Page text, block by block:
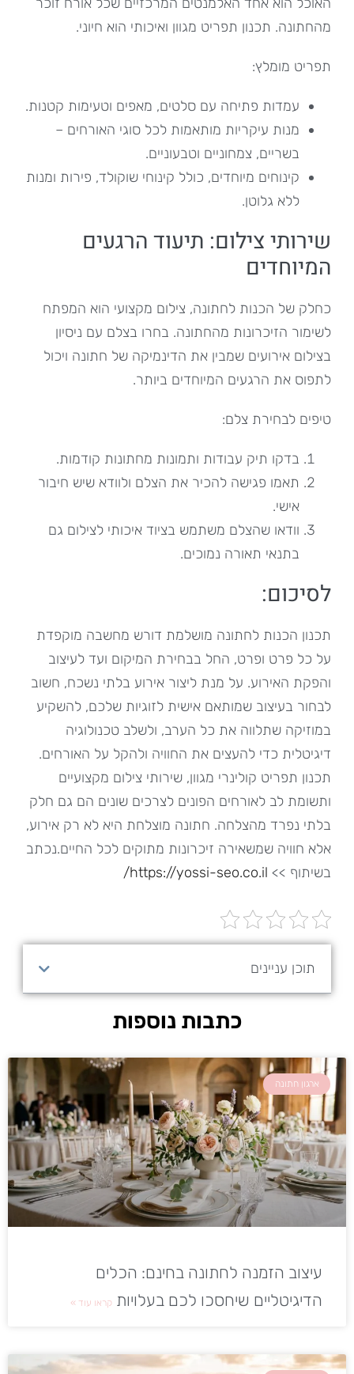
מהחתונה. תכנון תפריט מגוון ואיכותי הוא חיוני.
תפריט מומלץ:
עמדות פתיחה עם סלטים, מאפים וטעימות קטנות.
מנות עיקריות מותאמות לכל סוגי האורחים –
בשריים, צמחוניים וטבעוניים.
קינוחים מיוחדים, כולל קינוחי שוקולד, פירות ומנות
ללא גלוטן.
שירותי צילום: תיעוד הרגעים
המיוחדים
כחלק של הכנות לחתונה, צילום מקצועי הוא המפתח
לשימור הזיכרונות מהחתונה. בחרו בצלם עם ניסיון
בצילום אירועים שמבין את הדינמיקה של חתונה ויכול
לתפוס את הרגעים המיוחדים ביותר.
טיפים לבחירת צלם:
בדקו תיק עבודות ותמונות מחתונות קודמות.
תאמו פגישה להכיר את הצלם ולוודא שיש חיבור
אישי.
וודאו שהצלם משתמש בציוד איכותי לצילום גם
בתנאי תאורה נמוכים.
לסיכום:
תכנון הכנות לחתונה מושלמת דורש מחשבה מוקפדת
על כל פרט ופרט, החל בבחירת המיקום ועד לעיצוב
והפקת האירוע. על מנת ליצור אירוע בלתי נשכח, חשוב
לבחור בעיצוב שמותאם אישית לזוגיות שלכם, להשקיע
במוזיקה שתלווה את כל הערב, ולשלב טכנולוגיה
דיגיטלית כדי להעצים את החוויה ולהקל על האורחים.
תכנון תפריט קולינרי מגוון, שירותי צילום מקצועיים
ותשומת לב לאורחים הפונים לצרכים שונים הם גם חלק
בלתי נפרד מהצלחה. חתונה מוצלחת היא לא רק אירוע,
אלא חוויה שמשאירה זיכרונות מתוקים לכל החיים.נכתב
בשיתוף >> https://yossi-seo.co.il/
תוכן עניינים
כתבות נוספות
ארגון חתונה
עיצוב הזמנה לחתונה בחינם: הכלים
הדיגיטליים שיחסכו לכם בעלויות קראו עוד »